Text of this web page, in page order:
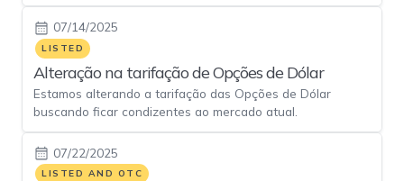
LISTED
07/14/2025
Alteração na tarifação de Opções de Dólar
Estamos alterando a tarifação das Opções de Dólar
buscando ficar condizentes ao mercado atual.
LISTED AND OTC
07/22/2025